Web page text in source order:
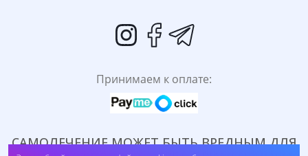
Принимаем к оплате:
САМОЛЕЧЕНИЕ МОЖЕТ БЫТЬ ВРЕДНЫМ ДЛЯ